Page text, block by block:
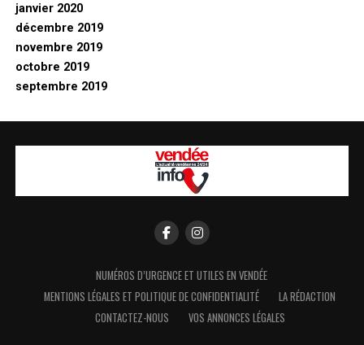
janvier 2020
décembre 2019
novembre 2019
octobre 2019
septembre 2019
NUMÉROS D’URGENCE ET UTILES EN VENDÉE
MENTIONS LÉGALES ET POLITIQUE DE CONFIDENTIALITÉ
LA RÉDACTION
CONTACTEZ-NOUS
VOS ANNONCES LÉGALES